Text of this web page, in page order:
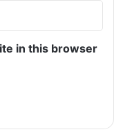
in this browser